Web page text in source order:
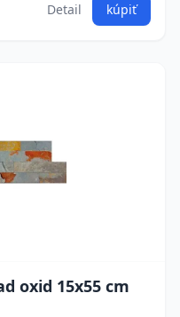
Detail kúpiť
oxid 15x55 cm